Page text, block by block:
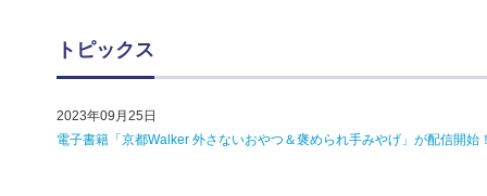
トピックス
2023年09月25日
電子書籍「京都Walker 外さないおやつ＆褒められ手みやげ」が配信開